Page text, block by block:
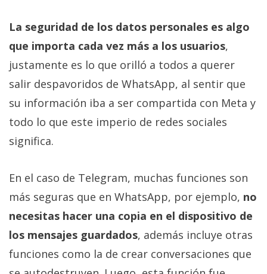
La seguridad de los datos personales es algo
que importa cada vez más a los usuarios,
justamente es lo que orilló a todos a querer
salir despavoridos de WhatsApp, al sentir que
su información iba a ser compartida con Meta y
todo lo que este imperio de redes sociales
significa.
En el caso de Telegram, muchas funciones son
más seguras que en WhatsApp, por ejemplo, no
necesitas hacer una copia en el dispositivo de
los mensajes guardados, además incluye otras
funciones como la de crear conversaciones que